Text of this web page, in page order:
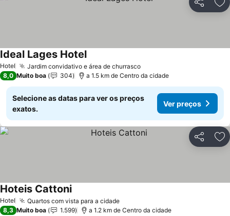
Partilhar
Hotel Jardim convidativo e área de churrasco
Ideal Lages Hotel
8,0 Muito boa 304 a 1.5 km de Centro da cidade
Selecione as datas para ver os preços
exatos.
Ver preços
Partilhar
Hotel Quartos com vista para a cidade
Hoteis Cattoni
8,3 Muito boa 1.599 a 1.2 km de Centro da cidade